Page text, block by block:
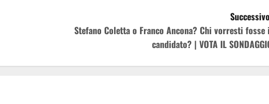
Stefano Coletta o Franco Ancona? Chi vorresti fosse
candidato? | VOTA IL